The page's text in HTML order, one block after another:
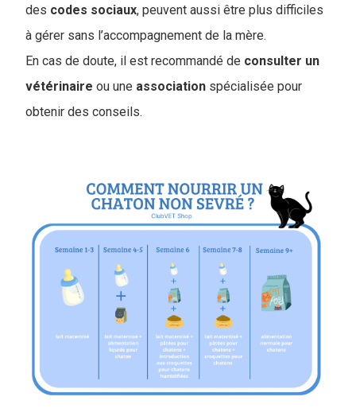
des codes sociaux, peuvent aussi être plus difficiles
à gérer sans l’accompagnement de la mère.
En cas de doute, il est recommandé de consulter un
vétérinaire ou une association spécialisée pour
obtenir des conseils.